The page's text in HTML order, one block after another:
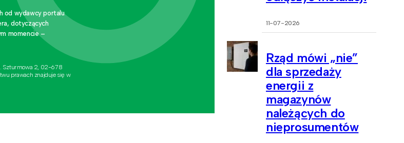
od wydawcy portalu
dotyczących
momencie –
Szturmowa 2, 02-678
prawach znajduje się w
11-07-2026
Rząd mówi „nie”
dla sprzedaży
energii z
magazynów
należących do
nieprosumentów